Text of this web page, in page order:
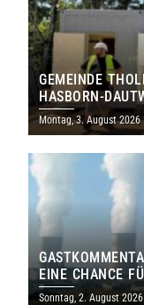
GEMEINDE
HASBORN-
MILLIONEN EURO
Montag, 3. August 2026
EINE CHANCE
SAARLAND
Sonntag, 2. August 2026